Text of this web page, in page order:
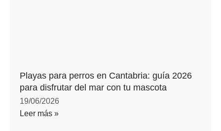
Playas para perros en Cantabria: guía 2026
para disfrutar del mar con tu mascota
19/06/2026
Leer más »